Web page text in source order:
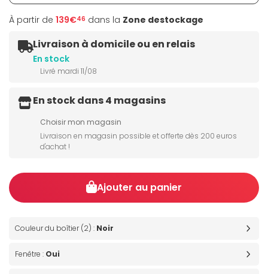
À partir de 139€46 dans la Zone destockage
Livraison à domicile ou en relais
En stock
Livré mardi 11/08
En stock dans 4 magasins
Choisir mon magasin
Livraison en magasin possible et offerte dès 200 euros
d'achat !
Ajouter au panier
Couleur du boîtier (2) : Noir
Fenêtre : Oui